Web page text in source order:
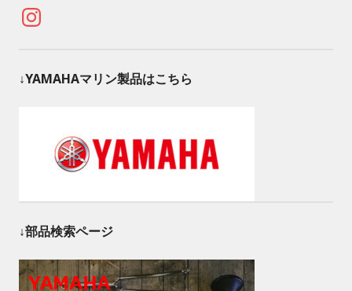
Instagram
↓YAMAHAマリン製品はこちら
↓部品検索ページ